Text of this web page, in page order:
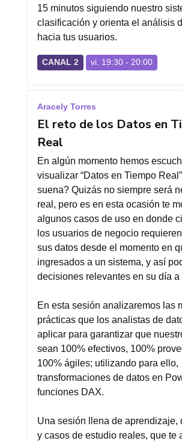
15 minutos siguiendo nuestro
clasificación y orienta el análisis
hacia tus usuarios.
CANAL 2 vi. 19:30 - 20:00
Aracely Torres
El reto de los Datos en
Real
En algún momento hemos
visualizar “Datos en Tiempo
suena? Quizás no siempre será
real, pero es en esta ocasión te
algunos casos de uso en donde
los usuarios de negocio
sus datos desde el momento en
ingresados a un sistema, y así
decisiones relevantes en su día a
En esta sesión analizaremos las
prácticas que los analistas de
aplicar para garantizar que
sean 100% efectivos, 100%
100% ágiles; utilizando para ello,
transformaciones de datos en
funciones DAX.
Una sesión llena de aprendizaje,
y casos de estudio reales, que te